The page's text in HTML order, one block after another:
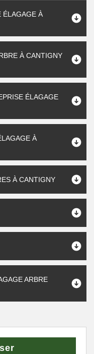
ÉLAGAGE À
À CANTIGNY
ÉLAGAGE
À
À CANTIGNY
ARBRE